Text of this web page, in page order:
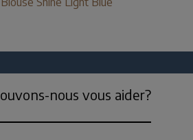
nous vous aider?